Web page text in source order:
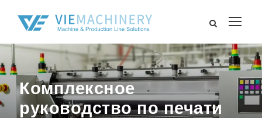
Комплексное
руководство по печати